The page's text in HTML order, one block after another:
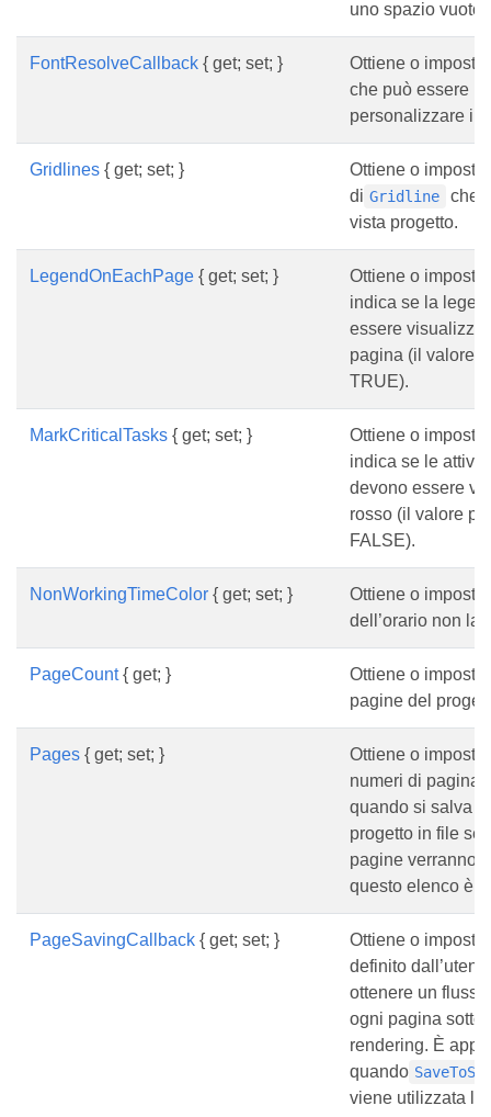
uno spazio vuoto
FontResolveCallback { get; set; }
Ottiene o
che può essere
personalizzare i
Gridlines { get; set; }
Ottiene o imposta
di Gridline
che
vista progetto.
LegendOnEachPage { get; set; }
Ottiene o
indica se la
essere
pagina (il valore
TRUE).
MarkCriticalTasks { get; set; }
Ottiene o
indica se le
devono essere
rosso (il valore
FALSE).
NonWorkingTimeColor { get; set; }
Ottiene o imposta
dell’orario non
PageCount{ get; }
Ottiene o
pagine del
Pages { get; set; }
Ottiene o imposta
numeri di pagina
quando si salva il
progetto in file
pagine verranno
questo elenco è
PageSavingCallback { get; set; }
Ottiene o
definito
ottenere un
ogni pagina
rendering. È
quando
viene utilizzata